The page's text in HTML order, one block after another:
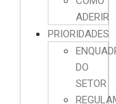
ADERIR
PRIORIDADES
DO
SETOR